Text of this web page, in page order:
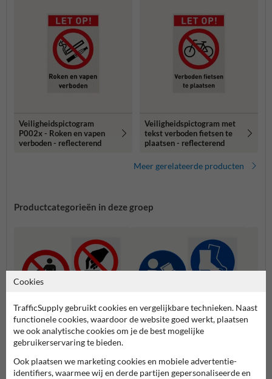
Veiligheidspictogram
P002x - Roken en vapen
verboden - reflecterend
Veiligheidspictogram met
tekst verboden fietsen te
plaatsen - reflecterend
Meer gerelateerde producten
Productcategorieën in deze groep
Verbodspictogrammen Gebodspictogrammen
Cookies
TrafficSupply gebruikt cookies en vergelijkbare technieken. Naast
functionele cookies, waardoor de website goed werkt, plaatsen
we ook analytische cookies om je de best mogelijke
gebruikerservaring te bieden.
Ook plaatsen we marketing cookies en mobiele advertentie-
identifiers, waarmee wij en derde partijen gepersonaliseerde en